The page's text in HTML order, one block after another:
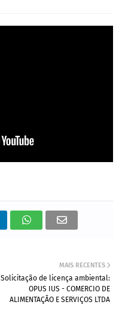
MAIS RECENTES
Solicitação de licença ambiental:
OPUS IUS - COMERCIO DE
ALIMENTAÇÃO E SERVIÇOS LTDA